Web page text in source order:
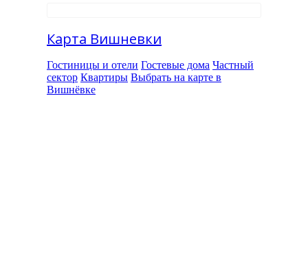
Карта Вишневки
Гостиницы и отели Гостевые дома Частный
сектор Квартиры Выбрать на карте в
Вишнёвке